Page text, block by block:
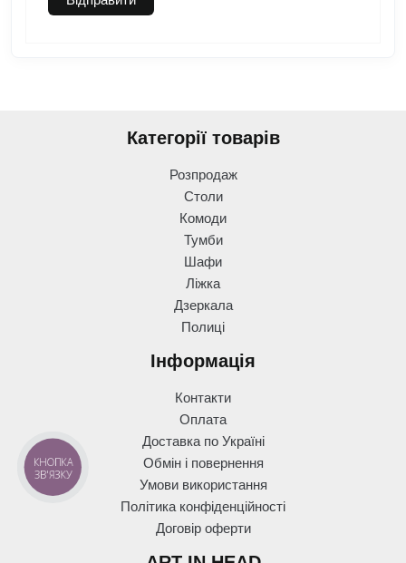
Категорії товарів
Розпродаж
Столи
Комоди
Тумби
Шафи
Ліжка
Дзеркала
Полиці
Інформація
Контакти
Оплата
Доставка по Україні
Обмін і повернення
Умови використання
Політика конфіденційності
Договір оферти
КНОПКА
ЗВ'ЯЗКУ